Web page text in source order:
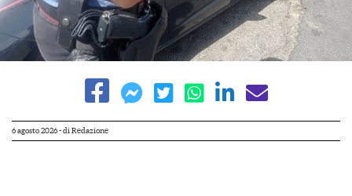
6 agosto 2026- di Redazione